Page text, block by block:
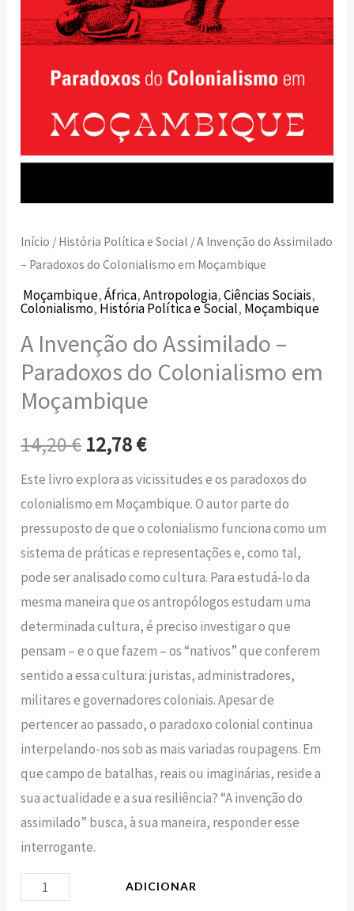
Início / História Política e Social / A Invenção do Assimilado
– Paradoxos do Colonialismo em Moçambique
Moçambique,África,Antropologia,Ciências Sociais,
Colonialismo, História Política e Social, Moçambique
A Invenção do Assimilado –
Paradoxos do Colonialismo em
Moçambique
14,20€ 12,78€
Este livro explora as vicissitudes e os paradoxos do
colonialismo em Moçambique. O autor parte do
pressuposto de que o colonialismo funciona como um
sistema de práticas e representações e, como tal,
pode ser analisado como cultura. Para estudá-lo da
mesma maneira que os antropólogos estudam uma
determinada cultura, é preciso investigar o que
pensam – e o que fazem – os “nativos” que conferem
sentido a essa cultura: juristas, administradores,
militares e governadores coloniais. Apesar de
pertencer ao passado, o paradoxo colonial continua
interpelando-nos sob as mais variadas roupagens. Em
que campo de batalhas, reais ou imaginárias, reside a
sua actualidade e a sua resiliência? “A invenção do
assimilado” busca, à sua maneira, responder esse
interrogante.
Moçambique
ADICIONAR